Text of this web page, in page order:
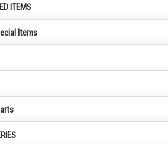
ITEMS
Items